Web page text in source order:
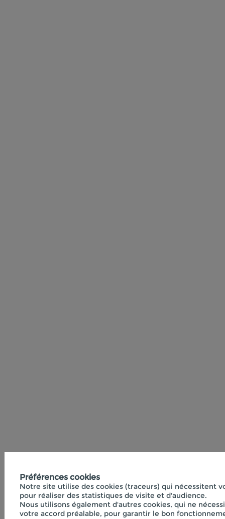
Préférences cookies
Notre site utilise des cookies (traceurs) qui nécessitent
pour réaliser des statistiques de visite et d'audience.
Nous utilisons également d'autres cookies, qui ne
votre accord préalable, pour garantir le bon